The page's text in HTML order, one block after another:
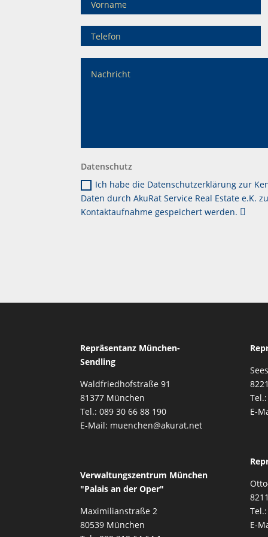
Datenschutz
Ich habe die Datenschutzerklärung zur
Daten durch AkuRat Service Real Estate e.K.
Kontaktaufnahme gespeichert werden.
Repräsentanz München-
Sendling
Waldfriedhofstraße 91
81377 München
Tel.: 089 30 66 88 190
E-Mail: muenchen@akurat.net
Verwaltungszentrum München
"Palais an der Oper"
Maximilianstraße 2
80539 München
E-
E-